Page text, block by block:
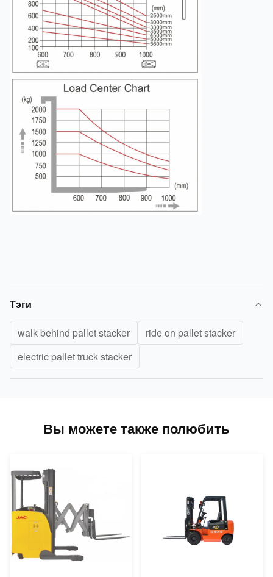
Тэги
walk behind pallet stacker
ride on pallet stacker
electric pallet truck stacker
Вы можете также полюбить